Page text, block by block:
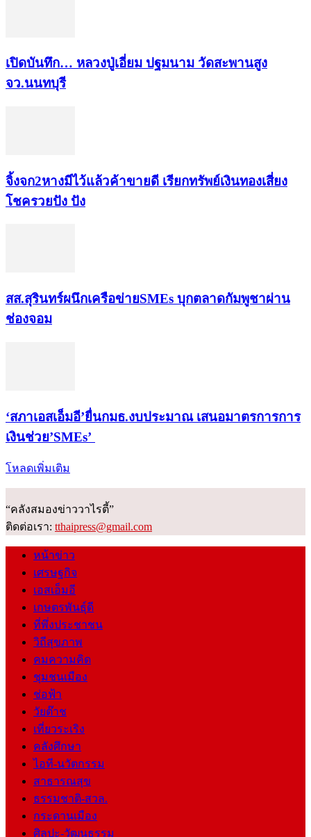
เปิดบันทึก… หลวงปู่เอี่ยม ​ปฐม​นาม​ วัดสะพานสูง​
จว.นนทบุรี
จิ้งจก​2​หาง​มีไว้แล้ว​ค้าขาย​ดี​ เรียก​ทรัพย์เงินทอง​เสี่ยง
โชค​รวยปัง​ ปัง​
สส.สุรินทร์ผนึกเครือข่ายSMEs บุกตลาดกัมพูชาผ่าน
ช่องจอม
‘สภาเอสเอ็มอี’ยื่นกมธ.งบประมาณ เสนอมาตรการการ
เงินช่วย’SMEs’
โหลดเพิ่มเติม
“คลังสมองข่าววาไรตี้”
ติดต่อเรา: tthaipress@gmail.com
หน้าข่าว
เศรษฐกิจ
เอสเอ็มอี
เกษตรพันธุ์ดี
ที่พึ่งประชาชน
วิถีสุขภาพ
คมความคิด
ชุมชนเมือง
ช่อฟ้า
วัยต๊าช
เที่ยวระเริง
คลังศึกษา
ไอที-นวัตกรรม
สาธารณสุข
ธรรมชาติ-สวล.
กระดานเมือง
ศิลปะ-วัฒนธรรม